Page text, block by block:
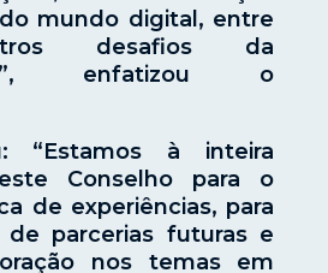
mundo digital, entre
desafios da
enfatizou o
“Estamos à inteira
Conselho para o
de experiências, para
de parcerias futuras e
nos temas em